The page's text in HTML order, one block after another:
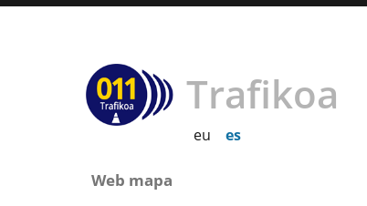
Trafikoa
eu es
Web mapa